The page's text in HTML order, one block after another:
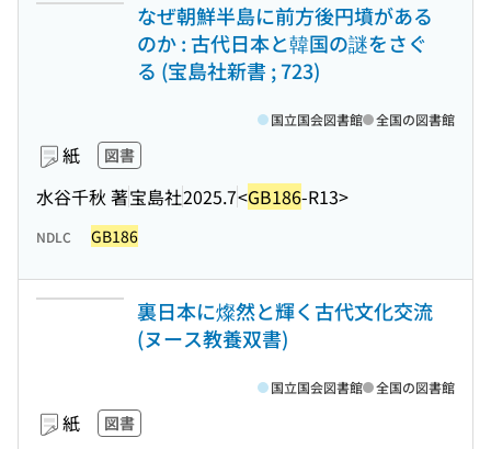
なぜ朝鮮半島に前方後円墳がある
のか : 古代日本と韓国の謎をさぐ
る (宝島社新書 ; 723)
紙 図書
水谷千秋 著宝島社2025.7<GB186-R13>
国立国会図書館 全国の図書館
NDLC GB186
裏日本に燦然と輝く古代文化交流
(ヌース教養双書)
紙 図書
国立国会図書館 全国の図書館